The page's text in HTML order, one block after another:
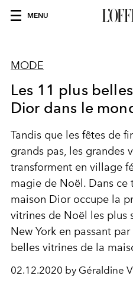
MENU
MODE
Les 11 plus
Dior dans le
Tandis que les fêtes de
grands pas, les grandes
transforment en village
magie de Noël. Dans ce
maison Dior occupe la
vitrines de Noël les plus
New York en passant
belles vitrines de la
02.12.2020 by Géraldine